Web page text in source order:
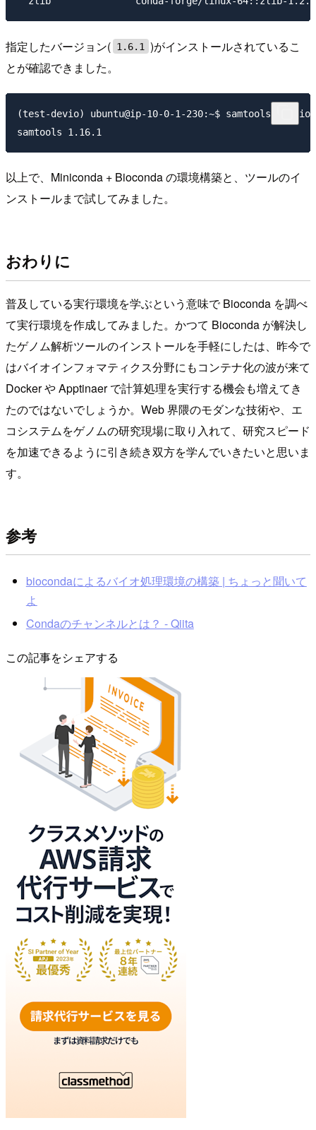
指定したバージョン( 1.6.1
)がインストールされているこ
とが確認できました。
(test-devio) ubuntu@ip-10-0-1-230:~$ samtools
以上で、Miniconda + Bioconda の環境構築と、ツールのイ
ンストールまで試してみました。
おわりに
普及している実行環境を学ぶという意味で Bioconda を調べ
て実行環境を作成してみました。かつて Bioconda が解決し
たゲノム解析ツールのインストールを手軽にしたは、昨今で
はバイオインフォマティクス分野にもコンテナ化の波が来て
Docker や Apptinaer で計算処理を実行する機会も増えてき
たのではないでしょうか。Web 界隈のモダンな技術や、エ
コシステムをゲノムの研究現場に取り入れて、研究スピード
を加速できるように引き続き双方を学んでいきたいと思いま
す。
参考
biocondaによるバイオ処理環境の構築 | ちょっと聞いて
よ
Condaのチャンネルとは？ - Qiita
この記事をシェアする